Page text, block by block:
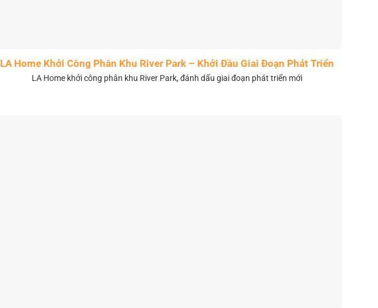
LA Home Khởi Công Phân Khu River Park – Khởi Đầu Giai Đoạn Phát Triển
Mới
LA Home khởi công phân khu River Park, đánh dấu giai đoạn phát triển mới